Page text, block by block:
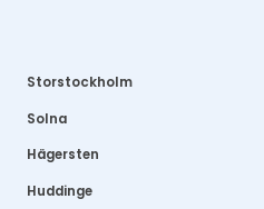
Storstockholm
Solna
Hägersten
Huddinge